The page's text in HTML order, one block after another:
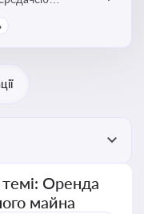
оренду. Кейси
Оренда
майна